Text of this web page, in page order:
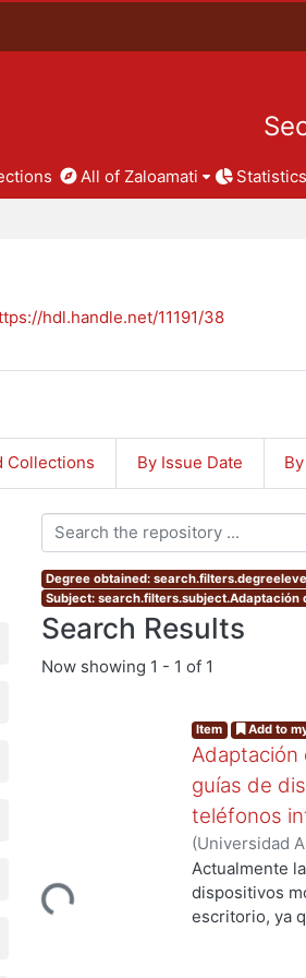
All of Zaloamati Statistics
hdl.handle.net/11191/38
Collections By Issue Date
Degree obtained:
Subject:
Search Results
Now showing 1 - 1 of 1
Loading...
Item Add to
Adaptación
guías de
teléfonos
(Universidad
de Servicios
Actualmente
dispositivos
escritorio, ya